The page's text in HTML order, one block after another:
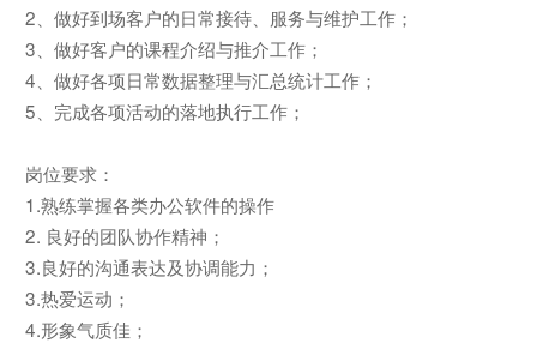
2、做好到场客户的日常接待、服务与维护工作；
3、做好客户的课程介绍与推介工作；
4、做好各项日常数据整理与汇总统计工作；
5、完成各项活动的落地执行工作；
岗位要求：
1.熟练掌握各类办公软件的操作
2. 良好的团队协作精神；
3.良好的沟通表达及协调能力；
3.热爱运动；
4.形象气质佳；